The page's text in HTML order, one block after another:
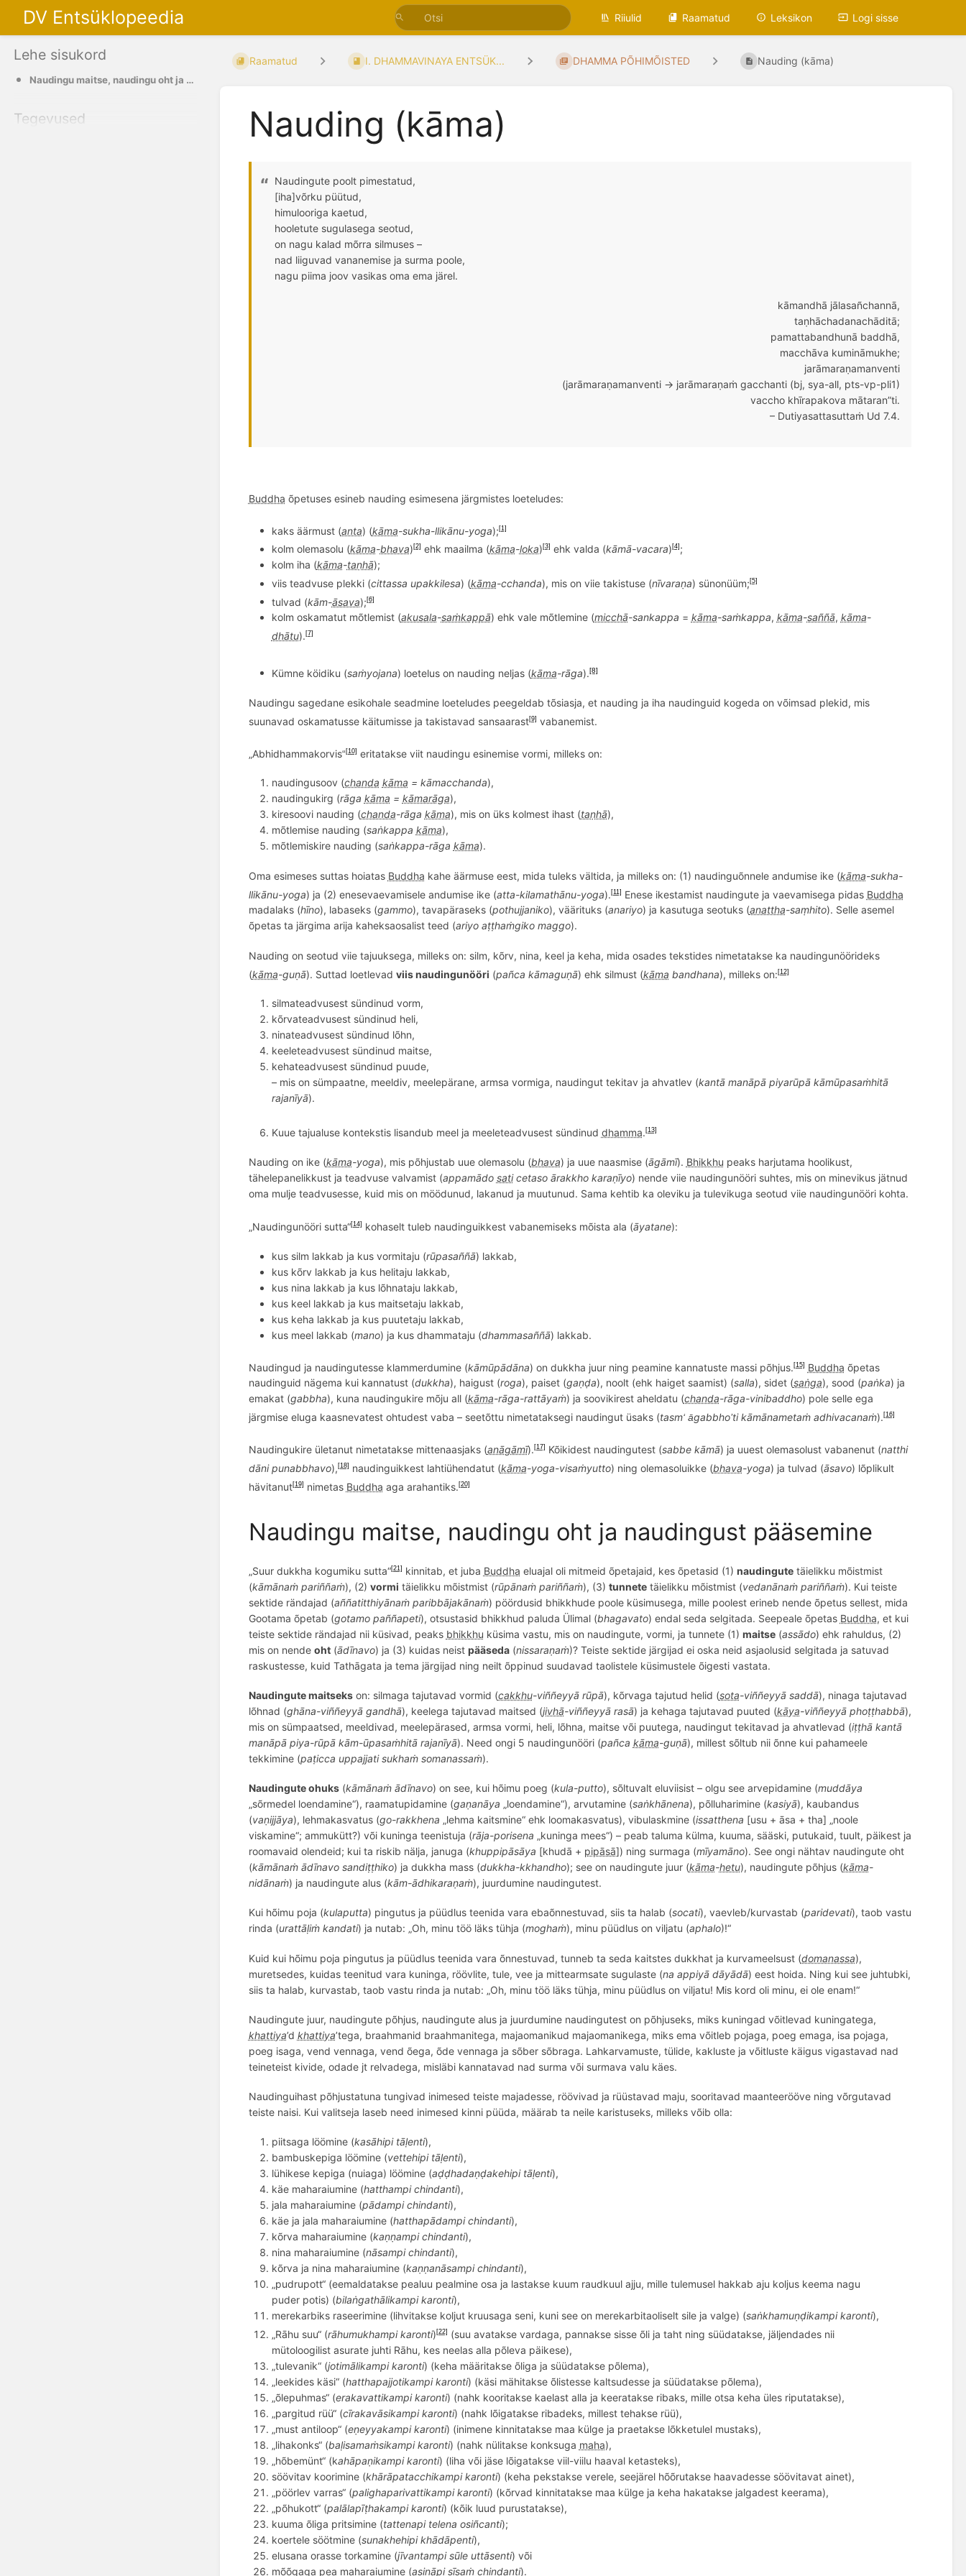
DV Entsüklopeedia Riiulid Raamatud Leksikon Logi sisse
Lehe sisukord
Naudingu maitse, naudingu oht ja naudingust pääsemine
Tegevused
Raamatud I. DHAMMAVINAYA ENTSÜK... DHAMMA PÕHIMÕISTED Nauding (kāma)
Nauding (kāma)
Naudingute poolt pimestatud,
[iha]võrku püütud,
himulooriga kaetud,
hooletute sugulasega seotud,
on nagu kalad mõrra silmuses –
nad liiguvad vananemise ja surma poole,
nagu piima joov vasikas oma ema järel.
kāmandhā jālasañchannā,
taṇhāchadanachāditā;
pamattabandhunā baddhā,
macchāva kumināmukhe;
jarāmaraṇamanventi
(jarāmaraṇamanventi → jarāmaraṇaṁ gacchanti (bj, sya-all, pts-vp-pli1)
vaccho khīrapakova mātaran”ti.
– Dutiyasattasuttaṁ Ud 7.4.
Buddha õpetuses esineb nauding esimesena järgmistes loeteludes:
kaks äärmust (anta) (kāma-sukha-llikānu-yoga); [1]
kolm olemasolu (kāma-bhava) [2] ehk maailma (kāma-loka) [3] ehk valda (kāmā-vacara) [4] ;
kolm iha (kāma-taṇhā);
viis teadvuse plekki (cittassa upakkilesa) (kāma-cchanda), mis on viie takistuse (nīvaraṇa) sünonüüm; [5]
tulvad (kām-āsava); [6]
kolm oskamatut mõtlemist (akusala-saṁkappā) ehk vale mõtlemine (micchā-sankappa = kāma-saṁkappa, kāma-saññā, kāma-
dhātu). [7]
Kümne köidiku (saṁyojana) loetelus on nauding neljas (kāma-rāga).[8]
Naudingu sagedane esikohale seadmine loeteludes peegeldab tõsiasja, et nauding ja iha naudinguid kogeda on võimsad plekid, mis
suunavad oskamatusse käitumisse ja takistavad sansaarast[9] vabanemist.
„Abhidhammakorvis“ [10] eritatakse viit naudingu esinemise vormi, milleks on:
naudingusoov (chanda kāma = kāmacchanda),
naudingukirg (rāga kāma = kāmarāga),
kiresoovi nauding (chanda-rāga kāma), mis on üks kolmest ihast (taṇhā),
mõtlemise nauding (saṅkappa kāma),
mõtlemiskire nauding (saṅkappa-rāga kāma).
Oma esimeses suttas hoiatas Buddha kahe äärmuse eest, mida tuleks vältida, ja milleks on: (1) naudinguõnnele andumise ike (kāma-sukha-
llikānu-yoga) ja (2) enesevaevamisele andumise ike (atta-kilamathānu-yoga). [11] Enese ikestamist naudingute ja vaevamisega pidas Buddha
madalaks (hīno), labaseks (gammo), tavapäraseks (pothujjaniko), väärituks (anariyo) ja kasutuga seotuks (anattha-saṃhito). Selle asemel
õpetas ta järgima arija kaheksaosalist teed (ariyo aṭṭhaṁgiko maggo).
Nauding on seotud viie tajuuksega, milleks on: silm, kõrv, nina, keel ja keha, mida osades tekstides nimetatakse ka naudingunöörideks
(kāma-guṇā). Suttad loetlevad viis naudingunööri (pañca kāmaguṇā) ehk silmust (kāma bandhana), milleks on: [12]
silmateadvusest sündinud vorm,
kõrvateadvusest sündinud heli,
ninateadvusest sündinud lõhn,
keeleteadvusest sündinud maitse,
kehateadvusest sündinud puude,
– mis on sümpaatne, meeldiv, meelepärane, armsa vormiga, naudingut tekitav ja ahvatlev (kantā manāpā piyarūpā kāmūpasaṁhitā
rajanīyā).
Kuue tajualuse kontekstis lisandub meel ja meeleteadvusest sündinud dhamma. [13]
Nauding on ike (kāma-yoga), mis põhjustab uue olemasolu (bhava) ja uue naasmise (āgāmī). Bhikkhu peaks harjutama hoolikust,
tähelepanelikkust ja teadvuse valvamist (appamādo saticetaso ārakkho karaṇīyo) nende viie naudingunööri suhtes, mis on minevikus jätnud
oma mulje teadvusesse, kuid mis on möödunud, lakanud ja muutunud. Sama kehtib ka oleviku ja tulevikuga seotud viie naudingunööri kohta.
„Naudingunööri sutta“[14] kohaselt tuleb naudinguikkest vabanemiseks mõista ala (āyatane):
kus silm lakkab ja kus vormitaju (rūpasaññā) lakkab,
kus kõrv lakkab ja kus helitaju lakkab,
kus nina lakkab ja kus lõhnataju lakkab,
kus keellakkab ja kus maitsetaju lakkab,
kus keha lakkab ja kus puutetaju lakkab,
kus meel lakkab (mano) ja kus dhammataju (dhammasaññā) lakkab.
Naudingud ja naudingutesse klammerdumine (kāmūpādāna) on dukkha juur ning peamine kannatuste massi põhjus. [15] Buddha õpetas
naudinguid nägema kui kannatust (dukkha), haigust (roga), paiset (gaṇḍa), noolt (ehk haiget saamist) (salla), sidet (saṅga), sood (paṅka) ja
emakat (gabbha), kuna naudingukire mõju all (kāma-rāga-rattāyaṁ) ja soovikirest aheldatu (chanda-rāga-vinibaddho) pole selle ega
järgmise eluga kaasnevatest ohtudest vaba – seetõttu nimetataksegi naudingut üsaks (tasm ā ‘gabbho’ti kāmānametaṁ adhivacanaṁ). [16]
Naudingukire ületanut nimetatakse mittenaasjaks (anāgāmī). [17] Kõikidest naudingutest (sabbe kāmā) ja uuest olemasolust vabanenut (natthi
dāni punabbhavo), [18] naudinguikkest lahtiühendatut (kāma-yoga-visaṁyutto) ning olemasoluikke (bhava-yoga) ja tulvad (āsavo) lõplikult
hävitanut[19] nimetas Buddha aga arahantiks. [20]
Naudingu maitse, naudingu oht ja naudingust pääsemine
„Suur dukkha kogumiku sutta“[21] kinnitab, et juba Buddha eluajal oli mitmeid õpetajaid, kes õpetasid (1) naudingutetäielikku mõistmist
(kāmānaṁ pariññaṁ), (2) vormi täielikku mõistmist (rūpānaṁ pariññaṁ), (3) tunnetetäielikku mõistmist (vedanānaṁ pariññaṁ). Kui teiste
sektide rändajad (aññatitthiyānaṁ paribbājakānaṁ) pöördusid bhikkhude poole küsimusega, mille poolest erineb nende õpetus sellest, mida
Gootama õpetab (gotamopaññapeti), otsustasid bhikkhud paluda Ülimal (bhagavato) endal seda selgitada. Seepeale õpetas Buddha, et kui
teiste sektide rändajad nii küsivad, peaks bhikkhu küsima vastu, mis on naudingute, vormi, ja tunnete (1) maitse(assādo) ehk rahuldus, (2)
mis on nende oht(ādīnavo) ja (3) kuidas neist pääseda(nissaraṇaṁ)? Teiste sektide järgijad ei oska neid asjaolusid selgitada ja satuvad
raskustesse, kuid Tathāgata ja tema järgijad ning neilt õppinud suudavad taolistele küsimustele õigesti vastata.
Naudingute maitsekson: silmaga tajutavad vormid (cakkhu-viññeyyā rūpā), kõrvaga tajutud helid (sota-viññeyyā saddā), ninaga tajutavad
lõhnad (ghāna-viññeyyā gandhā), keelega tajutavad maitsed (jivhā-viññeyyā rasā) ja kehaga tajutavad puuted (kāya-viññeyyā phoṭṭhabbā),
mis on sümpaatsed, meeldivad, meelepärased, armsa vormi, heli, lõhna, maitse või puutega, naudingut tekitavad ja ahvatlevad (iṭṭhā kantā
manāpā piya-rūpā kām-ūpasaṁhitā rajanīyā). Need ongi 5 naudingunööri (pañca kāma-guṇā), millest sõltub nii õnne kui pahameele
tekkimine (paṭicca uppajjati sukhaṁ somanassaṁ).
Naudingute ohuks(kāmānaṁ ādīnavo) on see, kui hõimu poeg (kula-putto), sõltuvalt eluviisist – olgu see arvepidamine (muddāya
„sõrmedel loendamine“), raamatupidamine (gaṇanāya „loendamine“), arvutamine (saṅkhānena), põlluharimine (kasiyā), kaubandus
(vaṇijjāya), lehmakasvatus (go-rakkhena „lehma kaitsmine“ ehk loomakasvatus), vibulaskmine (issatthena [usu + āsa + tha] „noole
viskamine“; ammukütt?) või kuninga teenistuja (rāja-porisena „kuninga mees“) – peab taluma külma, kuuma, sääski, putukaid, tuult, päikest ja
roomavaid olendeid; kui ta riskib nälja, januga (khuppipāsāya [khudā + pipāsā]) ning surmaga (mīyamāno). See ongi nähtav naudingute oht
(kāmānaṁ ādīnavo sandiṭṭhiko) ja dukkha mass (dukkha-kkhandho); see on naudingute juur (kāma-hetu), naudingute põhjus (kāma-
nidānaṁ) ja naudingute alus (kām-ādhikaraṇaṁ), juurdumine naudingutest.
Kui hõimu poja (kulaputta) pingutus ja püüdlus teenida vara ebaõnnestuvad, siis ta halab (socati), vaevleb/kurvastab (paridevati), taob vastu
rinda (urattāḷiṁ kandati) ja nutab: „Oh, minu töö läks tühja (moghaṁ), minu püüdlus on viljatu (aphalo)!“
Kuid kui hõimu poja pingutus ja püüdlus teenida vara õnnestuvad, tunneb ta seda kaitstes dukkhat ja kurvameelsust (domanassa),
muretsedes, kuidas teenitud vara kuninga, röövlite, tule, vee ja mittearmsate sugulaste (na appiyā dāyādā) eest hoida. Ning kui see juhtubki,
siis ta halab, kurvastab, taob vastu rinda ja nutab: „Oh, minu töö läks tühja, minu püüdlus on viljatu! Mis kord oli minu, ei ole enam!“
Naudingute juur, naudingute põhjus, naudingute alus ja juurdumine naudingutest on põhjuseks, miks kuningad võitlevad kuningatega,
khattiya’d khattiya’tega, braahmanid braahmanitega, majaomanikud majaomanikega, miks ema võitleb pojaga, poeg emaga, isa pojaga,
poeg isaga, vend vennaga, vend õega, õde vennaga ja sõber sõbraga. Lahkarvamuste, tülide, kakluste ja võitluste käigus vigastavad nad
teineteist kivide, odade jt relvadega, misläbi kannatavad nad surma või surmava valu käes.
Naudinguihast põhjustatuna tungivad inimesed teiste majadesse, röövivad ja rüüstavad maju, sooritavad maanteerööve ning võrgutavad
teiste naisi. Kui valitseja laseb need inimesed kinni püüda, määrab ta neile karistuseks, milleks võib olla:
piitsaga löömine (kasāhipi tāḷenti),
bambuskepiga löömine (vettehipi tāḷenti),
lühikese kepiga (nuiaga) löömine (aḍḍhadaṇḍakehipi tāḷenti),
käe maharaiumine (hatthampi chindanti),
jala maharaiumine (pādampi chindanti),
käe ja jala maharaiumine (hatthapādampi chindanti),
kõrva maharaiumine (kaṇṇampi chindanti),
nina maharaiumine (nāsampi chindanti),
kõrva ja nina maharaiumine (kaṇṇanāsampi chindanti),
„pudrupott“ (eemaldatakse pealuu pealmine osa ja lastakse kuum raudkuul ajju, mille tulemusel hakkab aju koljus keema nagu
puder potis) (bilaṅgathālikampi karonti),
merekarbiks raseerimine (lihvitakse koljut kruusaga seni, kuni see on merekarbitaoliselt sile ja valge) (saṅkhamuṇḍikampi karonti),
„Rāhu suu“ (rāhumukhampi karonti) [22] (suu avatakse vardaga, pannakse sisse õli ja taht ning süüdatakse, jäljendades nii
mütoloogilist asurate juhti Rāhu, kes neelas alla põleva päikese),
„tulevanik“ (jotimālikampi karonti) (keha määritakse õliga ja süüdatakse põlema),
„leekides käsi“ (hatthapajjotikampi karonti) (käsi mähitakse õlistesse kaltsudesse ja süüdatakse põlema),
„õlepuhmas“ (erakavattikampi karonti) (nahk kooritakse kaelast alla ja keeratakse ribaks, mille otsa keha üles riputatakse),
„pargitud rüü“ (cīrakavāsikampi karonti) (nahk lõigatakse ribadeks, millest tehakse rüü),
„must antiloop“ (eṇeyyakampi karonti) (inimene kinnitatakse maa külge ja praetakse lõkketulel mustaks),
„lihakonks“ (baḷisamaṁsikampi karonti) (nahk nülitakse konksuga maha),
„hõbemünt“ (kahāpaṇikampi karonti) (liha või jäse lõigatakse viil-viilu haaval ketasteks),
söövitav koorimine (khārāpatacchikampi karonti) (keha pekstakse verele, seejärel hõõrutakse haavadesse söövitavat ainet),
„pöörlev varras“ (palighaparivattikampi karonti) (kõrvad kinnitatakse maa külge ja keha hakatakse jalgadest keerama),
„põhukott“ (palālapīṭhakampi karonti) (kõik luud purustatakse),
kuuma õliga pritsimine (tattenapi telena osiñcanti);
koertele söötmine (sunakhehipi khādāpenti),
elusana orasse torkamine (jīvantampi sūle uttāsenti) või
mõõgaga pea maharaiumine (asināpi sīsaṁ chindanti).